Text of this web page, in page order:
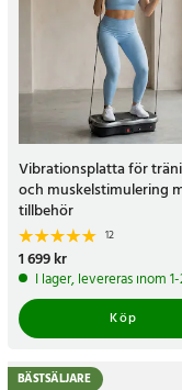
Vibrationsplatta för
och muskelstimulering
tillbehör
12
Pris:1 699 kr
1 699 kr
I lager, levereras inom 1-
Köp
BÄSTSÄLJARE